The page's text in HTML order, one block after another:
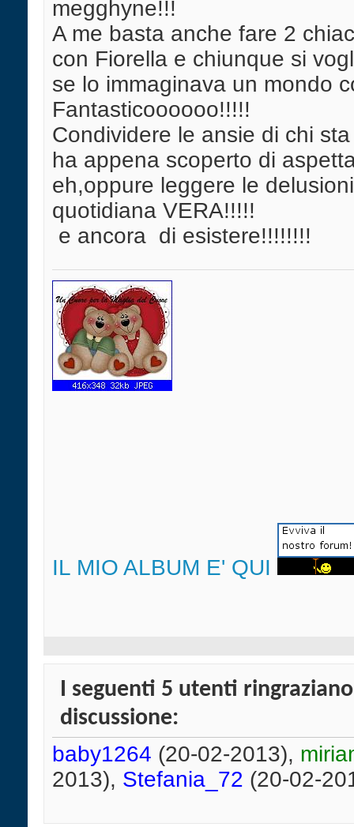
megghyne!!!
A me basta anche fare 2
con Fiorella e chiunque si
se lo immaginava un mondo
Fantasticoooooo!!!!!
Condividere le ansie di chi
ha appena scoperto di
eh,oppure leggere le
quotidiana VERA!!!!!
e ancora di esistere!!!!!!!!
IL MIO ALBUM E' QUI
I seguenti 5 utenti
discussione:
baby1264 (20-02-2013),
2013), Stefania_72 (20-02-